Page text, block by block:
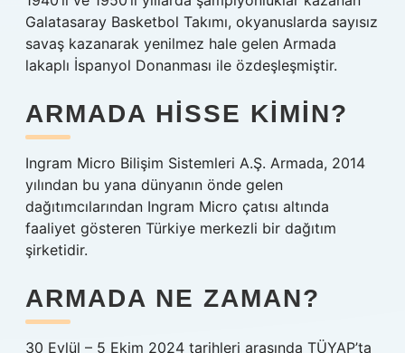
Galatasaray Basketbol Takımı, okyanuslarda sayısız
savaş kazanarak yenilmez hale gelen Armada
lakaplı İspanyol Donanması ile özdeşleşmiştir.
ARMADA HISSE KIMIN?
Ingram Micro Bilişim Sistemleri A.Ş. Armada, 2014
yılından bu yana dünyanın önde gelen
dağıtımcılarından Ingram Micro çatısı altında
faaliyet gösteren Türkiye merkezli bir dağıtım
şirketidir.
ARMADA NE ZAMAN?
30 Eylül – 5 Ekim 2024 tarihleri ​​arasında TÜYAP’ta